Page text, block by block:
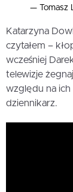
— Tomasz
Katarzyna
czytałem –
wcześniej
telewizje
względu na ich
dziennikarz.